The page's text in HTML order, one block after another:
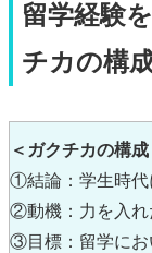
留学経験
チカの構
＜ガクチカの構成
①結論：学生時代
②動機：力を入れ
③目標：留学にお